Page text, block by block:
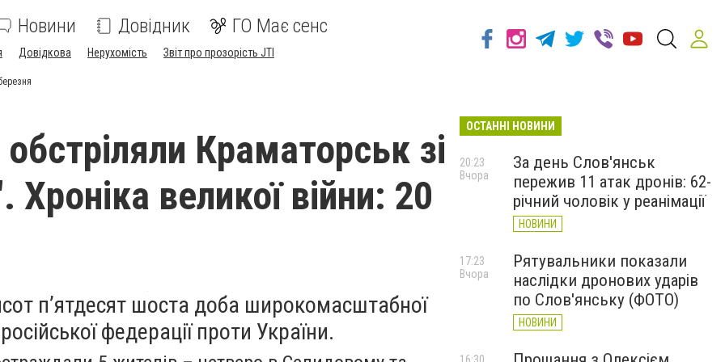
Новини Довідник ГО Має сенс
Довідкова Нерухомість Звіт про прозорість JTI
Краматорськ зі
Хроніка великої війни: 20
п’ятдесят шоста доба широкомасштабної
федерації проти України.
ОСТАННІ НОВИНИ
За день Слов'янськ
пережив 11 атак дронів: 62-
річний чоловік у реанімації
НОВИНИ
20:23
Вчора
Рятувальники показали
наслідки дронових ударів
по Слов'янську (ФОТО)
НОВИНИ
17:23
Вчора